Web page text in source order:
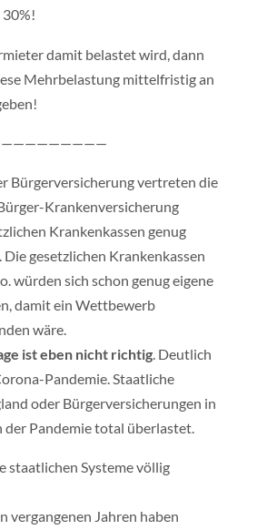
damit belastet wird, dann
Mehrbelastung mittelfristig an
Bürgerversicherung vertreten die
Krankenversicherung
Krankenkassen genug
gesetzlichen Krankenkassen
würden sich schon genug eigene
damit ein Wettbewerb
wäre.
ist eben nicht richtig. Deutlich
Pandemie. Staatliche
oder Bürgerversicherungen in
der Pandemie total überlastet.
staatlichen Systeme völlig
vergangenen Jahren haben